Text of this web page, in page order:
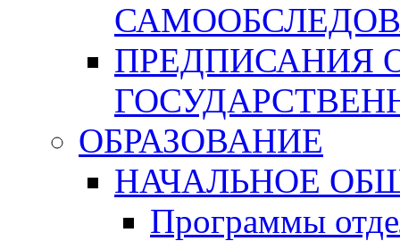
ПРЕДПИСАНИЯ
ОБРАЗОВАНИЕ
НАЧАЛЬНОЕ
Программы